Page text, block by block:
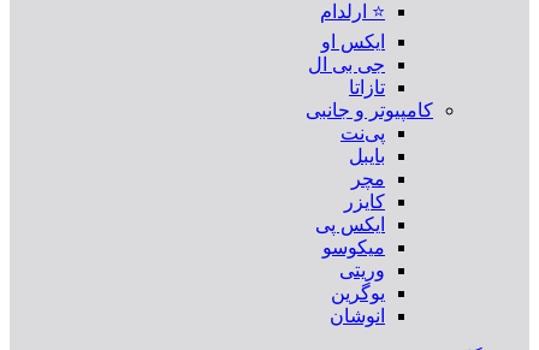
⭐ ارلدام
ایکس او
جی بی ال
تازاتا
کامپیوتر و جانبی
پی‌نت
بایبل
مچر
کایزر
ایکس پی
میکوسو
وریتی
یوگرین
انوشان